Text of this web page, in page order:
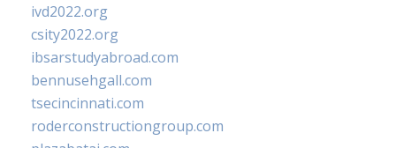
ivd2022.org
csity2022.org
ibsarstudyabroad.com
bennusehgall.com
tsecincinnati.com
roderconstructiongroup.com